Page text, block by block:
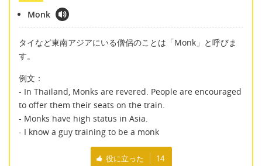
Monk
タイなど東南アジアにいる僧侶のことは「Monk」と呼びま
す。
例文：
- In Thailand, Monks are revered. People are encouraged
to offer them their seats on the train.
- Monks have high status in Asia.
- I know a guy training to be a monk
役に立った 14